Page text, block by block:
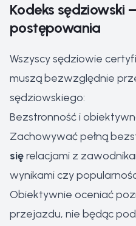
Kodeks
postępowania
Wszyscy sędziowie
muszą bezwzględnie
sędziowskiego:
Bezstronność i
Zachowywać pełną
sięrelacjami z
wynikami czy
Obiektywnie oceniać
przejazdu, nie będąc